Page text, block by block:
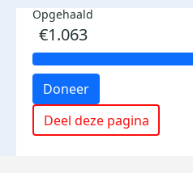
Opgehaald
€1.063
Doneer
Deel deze pagina